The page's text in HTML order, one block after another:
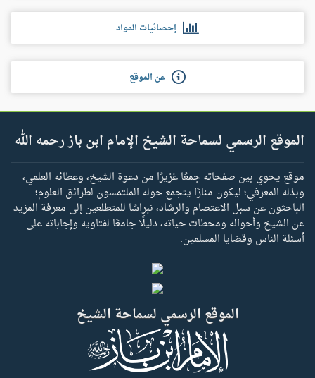
إحصائيات المواد
عن الموقع
الموقع الرسمي لسماحة الشيخ الإمام ابن باز رحمه الله
موقع يحوي بين صفحاته جمعًا غزيرًا من دعوة الشيخ، وعطائه العلمي،
وبذله المعرفي؛ ليكون منارًا يتجمع حوله الملتمسون لطرائق العلوم؛
الباحثون عن سبل الاعتصام والرشاد، نبراسًا للمتطلعين إلى معرفة المزيد
عن الشيخ وأحواله ومحطات حياته، دليلًا جامعًا لفتاويه وإجاباته على
أسئلة الناس وقضايا المسلمين.
الموقع الرسمي لسماحة الشيخ